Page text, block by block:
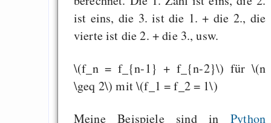
ist eins, die 3. ist die 1. + die 2., die
vierte ist die 2. + die 3., usw.
\(f_n = f_{n-1} + f_{n-2}\) für \(n
\geq 2\) mit \(f_1 = f_2 = 1\)
Meine Beispiele sind inPython